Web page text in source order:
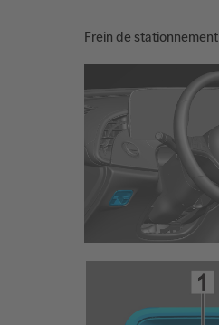
Frein de stationnement